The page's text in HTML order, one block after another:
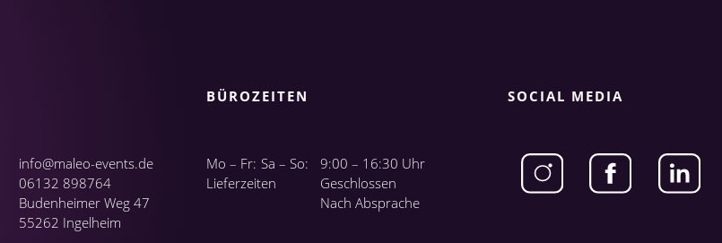
info@maleo-events.de
06132 898764
Budenheimer Weg 47
55262 Ingelheim
BÜROZEITEN
Mo – Fr: 9:00 – 16:30 Uhr
Sa – So:
Geschlossen
Lieferzeiten
Nach Absprache
SOCIAL MEDIA